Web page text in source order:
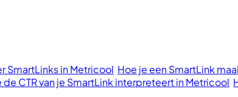
SmartLinks in Metricool Hoe je een SmartLink
de CTR van je SmartLink interpreteert in Metricool